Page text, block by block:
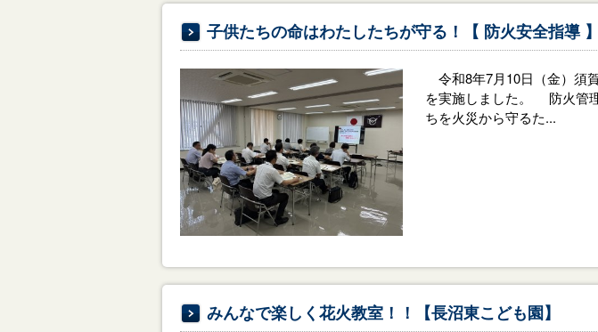
子供たちの命はわたしたちが守る！【 防火安全指導 】
令和8年7月10日（金）須
を実施しました。 防火管
ちを火災から守るた...
みんなで楽しく花火教室！！【長沼東こども園】